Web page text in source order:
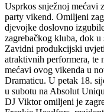
Usprkos snježnoj mećavi
party vikend. Omiljeni
djevojke doslovno
zagrebačkog kluba, dok
Zavidni produkcijski
atraktivnih performera, te
mećavi ovog vikenda u
Dramaticu. U petak 18.
u subotu na Absolut
DJ Viktor omiljeni je